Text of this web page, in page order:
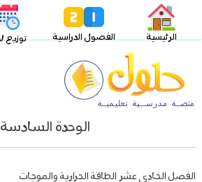
الرئيسية الفصول الدراسية توزيع ١٤٤٧
الوحدة السادسة
الفصل الحادي عشر الطاقة الحرارية والموجات